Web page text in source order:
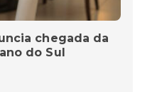
chegada da
do Sul